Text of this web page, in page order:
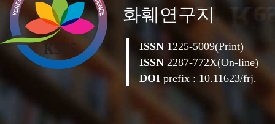
화훼연구지
ISSN 1225-5009(Print)
ISSN 2287-772X(On-line)
DOI prefix : 10.11623/frj.